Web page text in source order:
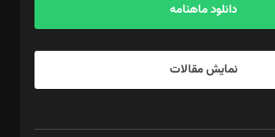
دانلود ماهنامه
نمایش مقالات